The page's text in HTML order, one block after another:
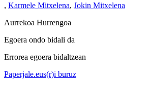
, Karmele Mitxelena, Jokin Mitxelena
Aurrekoa Hurrengoa
Egoera ondo bidali da
Errorea egoera bidaltzean
Paperjale.eus(r)i buruz